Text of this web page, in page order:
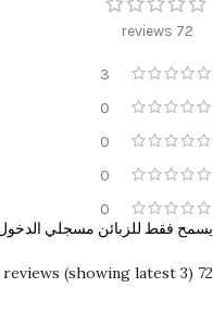
72 reviews
3
0
0
0
0
72 reviews (showing latest 3)
يسمح فقط للزبائن مسجلي الدخول